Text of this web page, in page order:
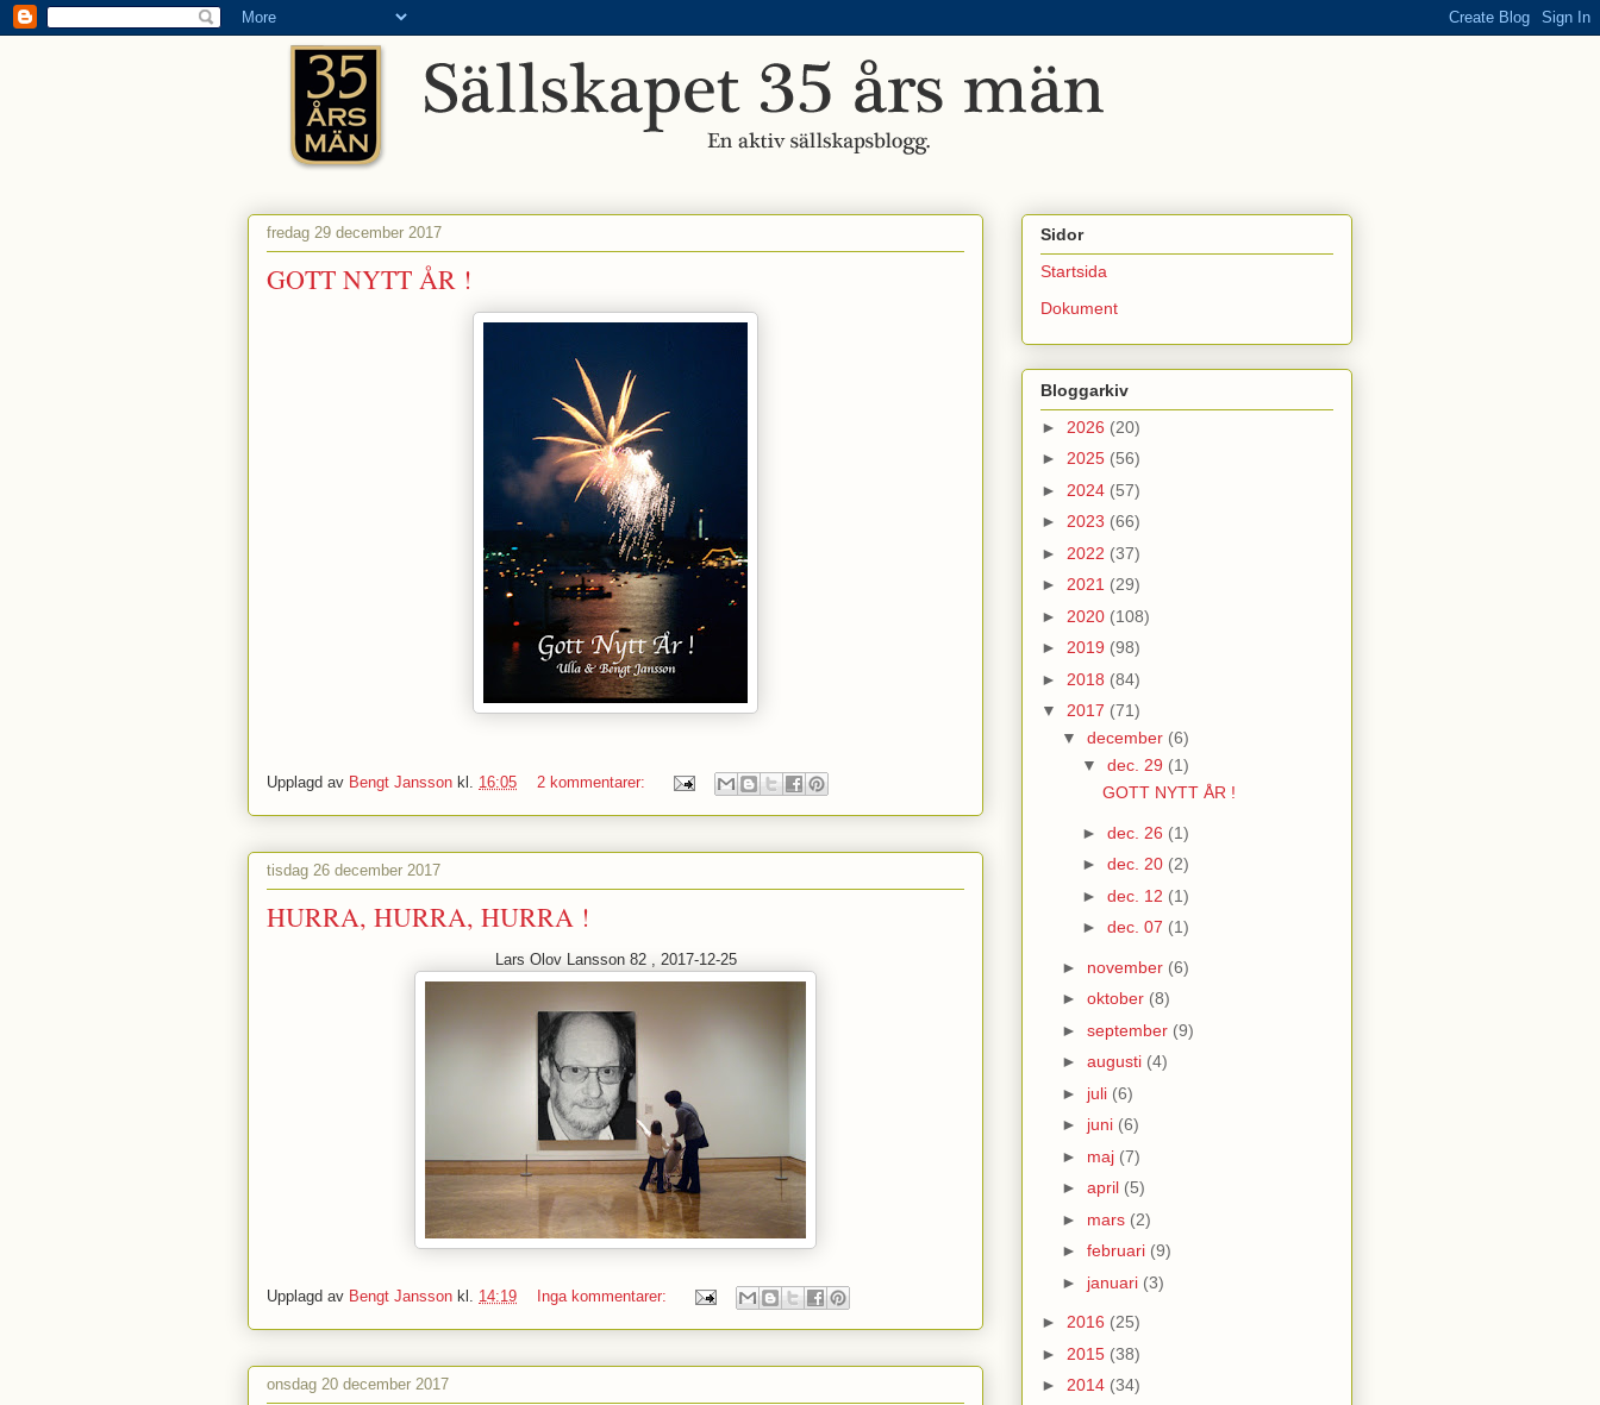
fredag 29 december 2017
GOTT NYTT ÅR !
Upplagd av Bengt Jansson kl. 16:05 2 kommentarer:
tisdag 26 december 2017
HURRA, HURRA, HURRA !
Lars Olov Lansson 82 , 2017-12-25
Upplagd av Bengt Jansson kl. 14:19 Inga kommentarer:
onsdag 20 december 2017
Sidor
Startsida
Dokument
Bloggarkiv
► 2026 (20)
► 2025 (56)
► 2024 (57)
► 2023 (66)
► 2022 (37)
► 2021 (29)
► 2020 (108)
► 2019 (98)
► 2018 (84)
▼ 2017 (71)
▼ december (6)
▼ dec. 29 (1)
GOTT NYTT ÅR !
► dec. 26 (1)
► dec. 20 (2)
► dec. 12 (1)
► dec. 07 (1)
► november (6)
► oktober (8)
► september (9)
► augusti (4)
► juli (6)
► juni (6)
► maj (7)
► april (5)
► mars (2)
► februari (9)
► januari (3)
► 2016 (25)
► 2015 (38)
► 2014 (34)